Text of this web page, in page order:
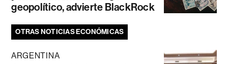
geopolítico, advierte BlackRock
OTRAS NOTICIAS ECONÓMICAS
ARGENTINA